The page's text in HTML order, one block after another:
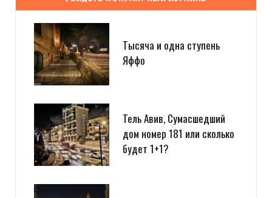
Тысяча и одна ступень
Яффо
Тель Авив, Сумасшедший
дом номер 181 или сколько
будет 1+1?